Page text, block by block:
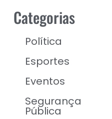
Categorias
Política
Esportes
Eventos
Segurança
Pública